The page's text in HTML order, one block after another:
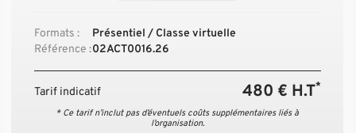
Formats :
Présentiel / Classe virtuelle
Référence :02ACT0016.26
Tarif indicatif 480 € H.T*
* Ce tarif n’inclut pas d’éventuels coûts supplémentaires liés à
l’organisation.